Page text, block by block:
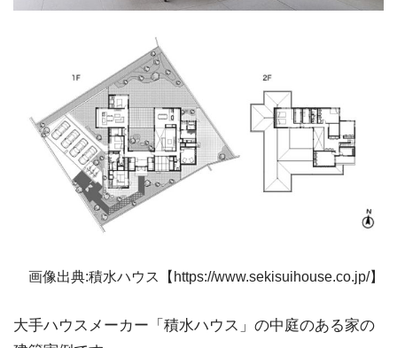
画像出典:積水ハウス【https://www.sekisuihouse.co.jp/】
大手ハウスメーカー「積水ハウス」の中庭のある家の